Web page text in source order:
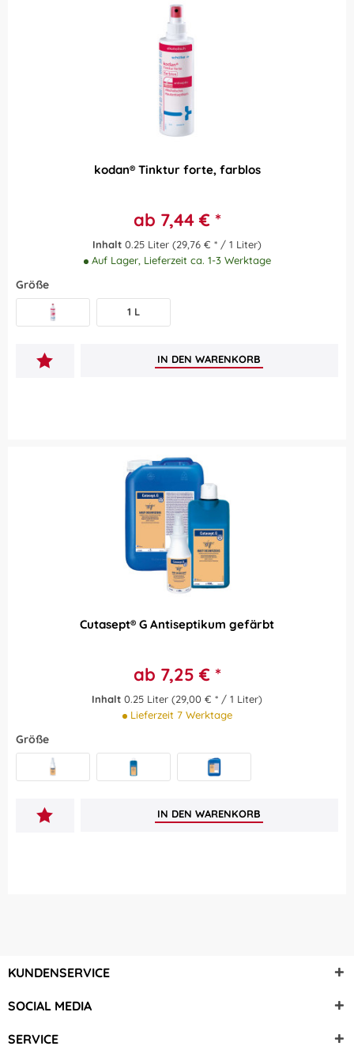
kodan® Tinktur forte, farblos
ab 7,44 € *
Inhalt0.25 Liter(29,76 € * / 1 Liter)
Auf Lager, Lieferzeit ca. 1-3 Werktage
Größe
250 ml
1 L
IN DEN WARENKORB
Cutasept® G Antiseptikum gefärbt
ab 7,25 € *
Inhalt0.25 Liter(29,00 € * / 1 Liter)
Lieferzeit 7 Werktage
Größe
250 ml 1 Liter 5 Liter
IN DEN WARENKORB
KUNDENSERVICE
SOCIAL MEDIA
SERVICE